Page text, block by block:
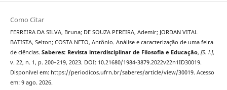
Como Citar
FERREIRA DA SILVA, Bruna; DE SOUZA PEREIRA, Ademir; JORDAN VITAL
BATISTA, Selton; COSTA NETO, Antônio. Análise e caracterização de uma feira
de ciências. Saberes: Revista interdisciplinar de Filosofia e Educação, [S. l.],
v. 22, n. 1, p. 200–219, 2023. DOI: 10.21680/1984-3879.2022v22n1ID30019.
Disponível em: https://periodicos.ufrn.br/saberes/article/view/30019. Acesso
em: 9 ago. 2026.